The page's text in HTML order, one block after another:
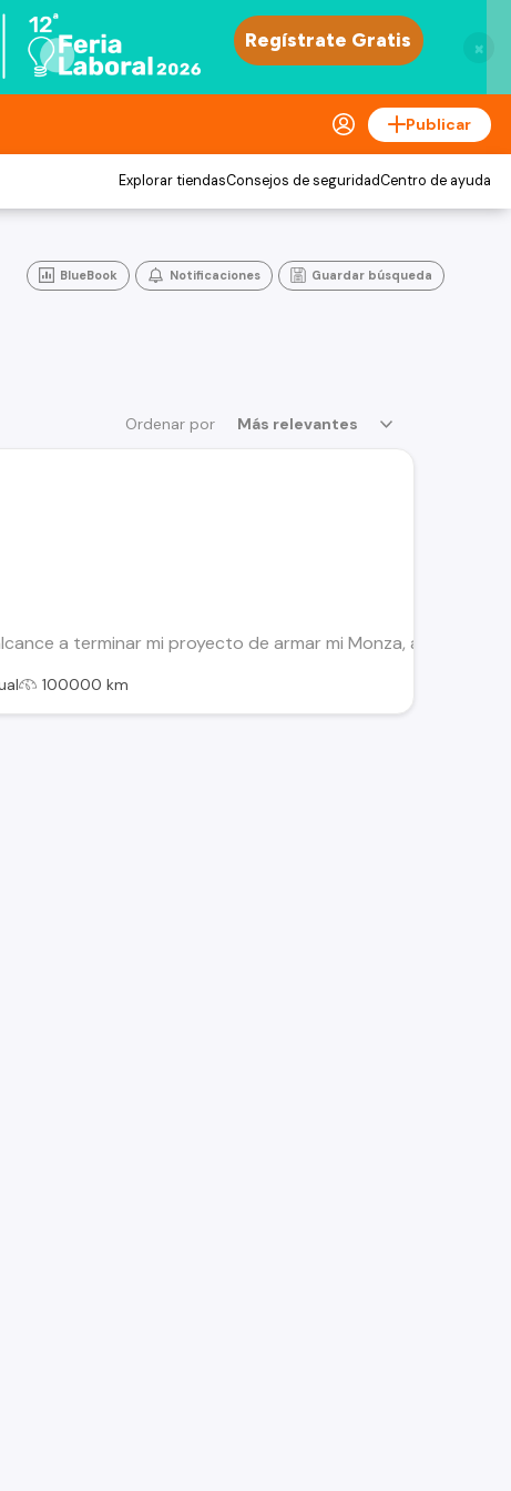
×
Publicar
Explorar tiendasConsejos de seguridadCentro de ayuda
BlueBook Notificaciones Guardar búsqueda
Ordenar por Más relevantes
a terminar mi proyecto de armar mi Monza, algún
100000 km